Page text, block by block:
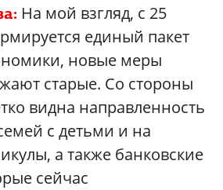
На мой взгляд, с 25
единый пакет
новые меры
старые. Со стороны
видна направленность
с детьми и на
а также банковские
сейчас